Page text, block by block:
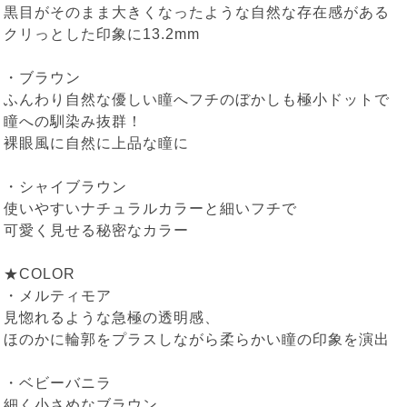
黒目がそのまま大きくなったような自然な存在感がある
クリっとした印象に13.2mm
・ブラウン
ふんわり自然な優しい瞳へフチのぼかしも極小ドットで
瞳への馴染み抜群！
裸眼風に自然に上品な瞳に
・シャイブラウン
使いやすいナチュラルカラーと細いフチで
可愛く見せる秘密なカラー
★COLOR
・メルティモア
見惚れるような急極の透明感、
ほのかに輪郭をプラスしながら柔らかい瞳の印象を演出
・ベビーバニラ